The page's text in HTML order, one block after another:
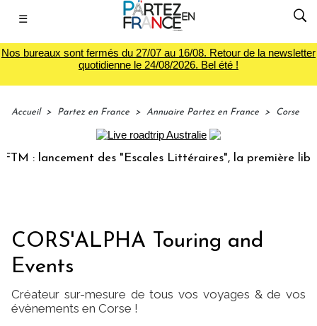
☰
Nos bureaux sont fermés du 27/07 au 16/08. Retour de la newsletter
quotidienne le 24/08/2026. Bel été !
Accueil > Partez en France > Annuaire Partez en France > Corse
des "Escales Littéraires", la première librairie du
CORS'ALPHA Touring and
Events
Créateur sur-mesure de tous vos voyages & de vos
évènements en Corse !